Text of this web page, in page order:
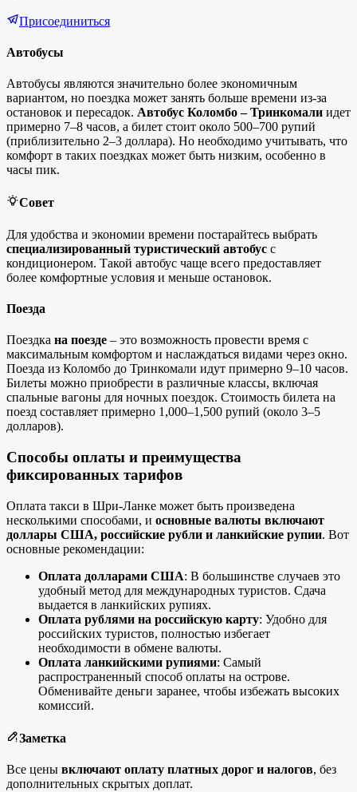
Присоединиться
Автобусы
Автобусы являются значительно более экономичным
вариантом, но поездка может занять больше времени из-за
остановок и пересадок. Автобус Коломбо – Тринкомали идет
примерно 7–8 часов, а билет стоит около 500–700 рупий
(приблизительно 2–3 доллара). Но необходимо учитывать, что
комфорт в таких поездках может быть низким, особенно в
часы пик.
Совет
Для удобства и экономии времени постарайтесь выбрать
специализированный туристический автобус с
кондиционером. Такой автобус чаще всего предоставляет
более комфортные условия и меньше остановок.
Поезда
Поездка на поезде – это возможность провести время с
максимальным комфортом и наслаждаться видами через окно.
Поезда из Коломбо до Тринкомали идут примерно 9–10 часов.
Билеты можно приобрести в различные классы, включая
спальные вагоны для ночных поездок. Стоимость билета на
поезд составляет примерно 1,000–1,500 рупий (около 3–5
долларов).
Способы оплаты и преимущества
фиксированных тарифов
Оплата такси в Шри-Ланке может быть произведена
несколькими способами, и основные валюты включают
доллары США, российские рубли и ланкийские рупии. Вот
основные рекомендации:
Оплата долларами США: В большинстве случаев это
удобный метод для международных туристов. Сдача
выдается в ланкийских рупиях.
Оплата рублями на российскую карту: Удобно для
российских туристов, полностью избегает
необходимости в обмене валюты.
Оплата ланкийскими рупиями: Самый
распространенный способ оплаты на острове.
Обменивайте деньги заранее, чтобы избежать высоких
комиссий.
Заметка
Все цены включают оплату платных дорог и налогов, без
дополнительных скрытых доплат.